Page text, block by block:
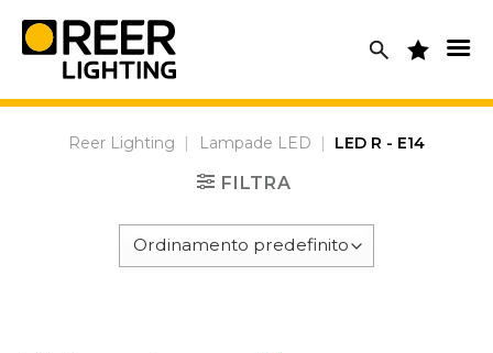
content
Reer Lighting | Lampade LED | LED R - E14
FILTRA